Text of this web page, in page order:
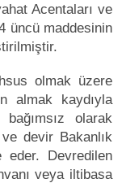
Acentaları ve
üncü maddesinin
olmak üzere
almak kaydıyla
olarak
devir Bakanlık
Devredilen
veya iltibasa